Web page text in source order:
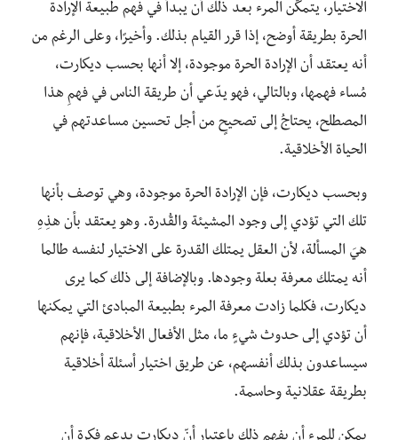
الاختيار، يتمكّن المرء بعد ذلك أن يبدأ في فهم طبيعة الإرادة
الحرة بطريقة أوضح، إذا قرر القيام بذلك. وأخيرًا، وعلى الرغم من
أنه يعتقد أن الإرادة الحرة موجودة، إلا أنها بحسب ديكارت،
مُساء فهمها، وبالتالي، فهو يدّعي أن طريقة الناس في فهمِ هذا
المصطلح، يحتاجُ إلى تصحيحٍ من أجل تحسين مساعدتهم في
الحياة الأخلاقية.
وبحسب ديكارت، فإن الإرادة الحرة موجودة، وهي توصف بأنها
تلك التي تؤدي إلى وجود المشيئة والقُدرة. وهو يعتقد بأن هذِهِ
هيَ المسألة، لأن العقل يمتلك القدرة على الاختيار لنفسه طالما
أنه يمتلك معرفة بعلة وجودها. وبالإضافة إلى ذلك كما يرى
ديكارت، فكلما زادت معرفة المرء بطبيعة المبادئ التي يمكنها
أن تؤدي إلى حدوث شيءٍ ما، مثل الأفعال الأخلاقية، فإنهم
سيساعدون بذلك أنفسهم، عن طريق اختيار أسئلة أخلاقية
بطريقة عقلانية وحاسمة.